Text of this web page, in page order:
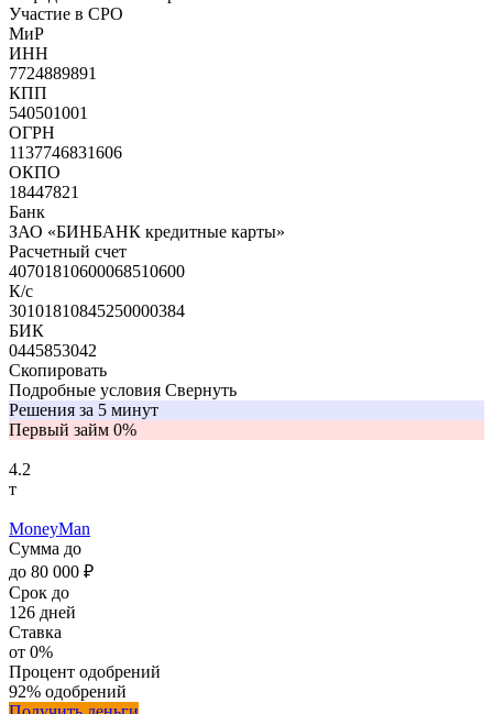
Участие в СРО
МиР
ИНН
7724889891
КПП
540501001
ОГРН
1137746831606
ОКПО
18447821
Банк
ЗАО «БИНБАНК кредитные карты»
Расчетный счет
40701810600068510600
К/с
30101810845250000384
БИК
0445853042
Скопировать
Подробные условия Свернуть
Решения за 5 минут
Первый займ 0%
4.2
т
MoneyMan
Сумма до
до 80 000 ₽
Срок до
126 дней
Ставка
от 0%
Процент одобрений
92% одобрений